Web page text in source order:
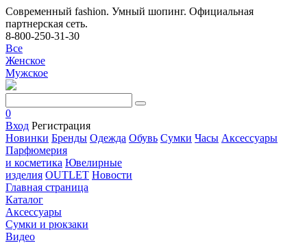
Современный fashion. Умный шопинг. Официальная
партнерская сеть.
8-800-250-31-30
Все
Женское
Мужское
0
Вход Регистрация
Новинки Бренды Одежда Обувь Сумки Часы Аксессуары
Парфюмерия
и косметика Ювелирные
изделия OUTLET Новости
Главная страница
Каталог
Аксессуары
Сумки и рюкзаки
Видео